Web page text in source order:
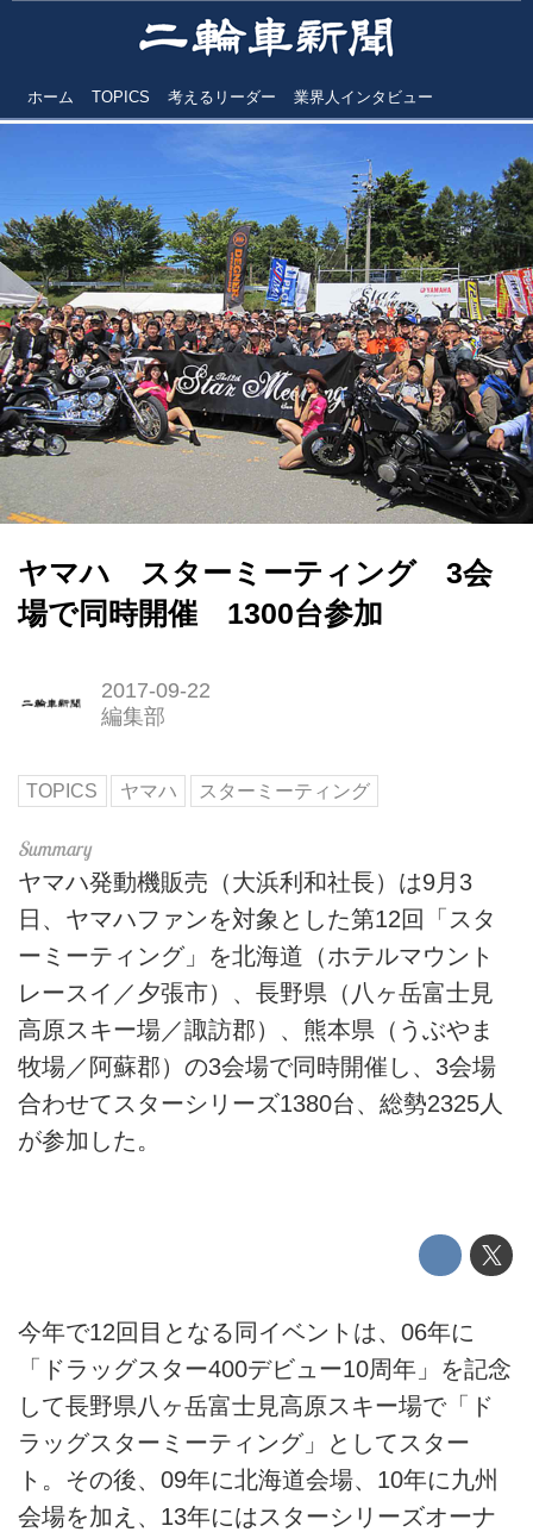
ホーム TOPICS 考えるリーダー 業界人インタビュー
ヤマハ スターミーティング 3会
場で同時開催 1300台参加
2017-09-22
編集部
TOPICS ヤマハ スターミーティング
ヤマハ発動機販売（大浜利和社長）は9月3
日、ヤマハファンを対象とした第12回「スタ
ーミーティング」を北海道（ホテルマウント
レースイ／夕張市）、長野県（八ヶ岳富士見
高原スキー場／諏訪郡）、熊本県（うぶやま
牧場／阿蘇郡）の3会場で同時開催し、3会場
合わせてスターシリーズ1380台、総勢2325人
が参加した。
今年で12回目となる同イベントは、06年に
「ドラッグスター400デビュー10周年」を記念
して長野県八ヶ岳富士見高原スキー場で「ド
ラッグスターミーティング」としてスター
ト。その後、09年に北海道会場、10年に九州
会場を加え、13年にはスターシリーズオーナ